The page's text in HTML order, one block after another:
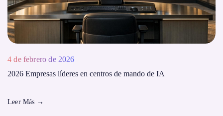
4 de febrero de 2026
2026 Empresas líderes en centros de mando de IA
Leer Más →